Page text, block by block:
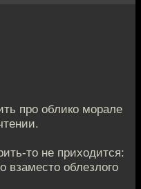
про облико морале
то не приходится:
взаместо облезлого